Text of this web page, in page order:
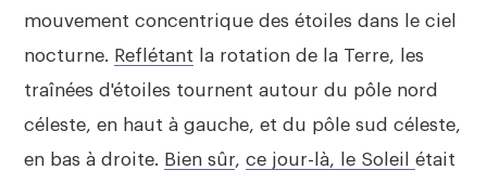
mouvement concentrique des étoiles dans le ciel
nocturne. Reflétant la rotation de la Terre, les
traînées d'étoiles tournent autour du pôle nord
céleste, en haut à gauche, et du pôle sud céleste,
en bas à droite. Bien sûr, ce jour-là, le Soleil était